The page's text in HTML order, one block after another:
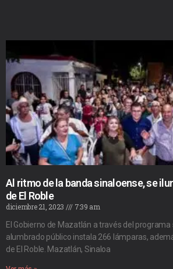
Al ritmo de la banda sinaloense, se
de El Roble
diciembre 21, 2023
7:39 am
El Gobierno de Mazatlán a través del
alumbrado público instala 266 lámparas,
de El Roble. Mazatlán, Sinaloa